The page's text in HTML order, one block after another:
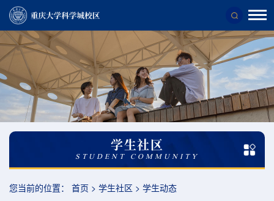
校
区
概
况
学生社区
STUDENT COMMUNITY
您当前的位置： 首页 > 学生社区 > 学生动态